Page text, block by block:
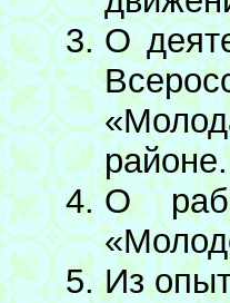
О
районе.
О
Из